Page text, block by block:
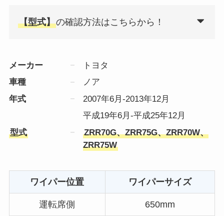
【型式】の確認方法はこちらから！
メーカー
トヨタ
車種
ノア
年式
2007年6月-2013年12月
平成19年6月-平成25年12月
型式
ZRR70G、ZRR75G、ZRR70W、
ZRR75W
ワイパー位置 ワイパーサイズ
運転席側 650mm